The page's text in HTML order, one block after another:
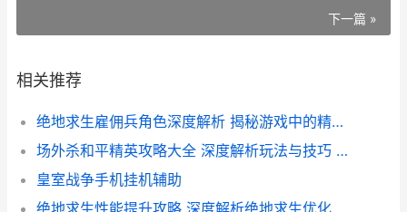
下一篇 »
相关推荐
绝地求生雇佣兵角色深度解析 揭秘游戏中的精英特工
场外杀和平精英攻略大全 深度解析玩法与技巧 助你成为战场高手
皇室战争手机挂机辅助